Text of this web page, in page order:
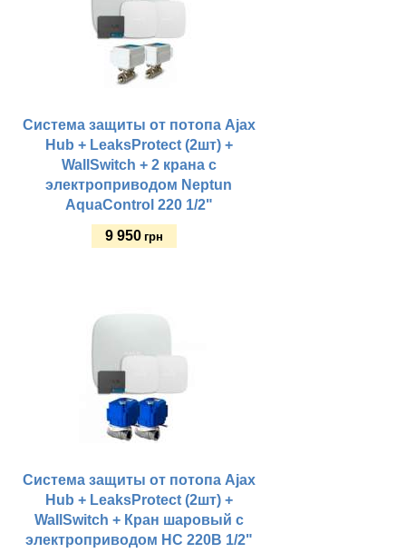
Система защиты от потопа Ajax
Hub + LeaksProtect (2шт) +
WallSwitch + 2 кранa с
электроприводом Neptun
AquaControl 220 1/2"
9 950 грн
Система защиты от потопа Ajax
Hub + LeaksProtect (2шт) +
WallSwitch + Кран шаровый с
электроприводом HC 220В 1/2"